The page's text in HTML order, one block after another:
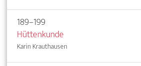
189–199
Hüttenkunde
Karin Krauthausen